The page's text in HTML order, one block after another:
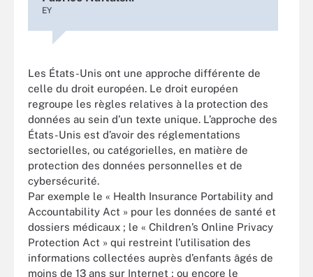
EY
Les États-Unis ont une approche différente de
celle du droit européen. Le droit européen
regroupe les règles relatives à la protection des
données au sein d’un texte unique. L’approche des
États-Unis est d’avoir des réglementations
sectorielles, ou catégorielles, en matière de
protection des données personnelles et de
cybersécurité.
Par exemple le « Health Insurance Portability and
Accountability Act » pour les données de santé et
dossiers médicaux ; le « Children’s Online Privacy
Protection Act » qui restreint l’utilisation des
informations collectées auprès d’enfants âgés de
moins de 13 ans sur Internet ; ou encore le